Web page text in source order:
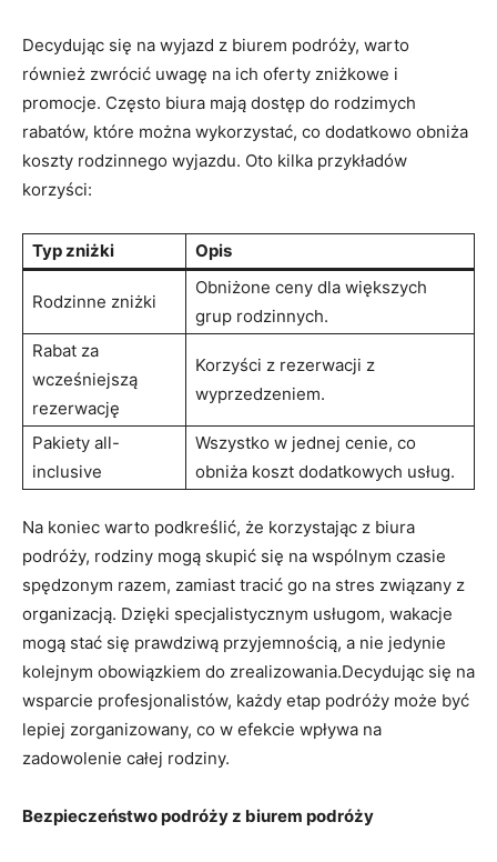
Decydując ⁣się na wyjazd ⁣z biurem‍ podróży, warto
również zwrócić uwagę na ich oferty ⁣zniżkowe i
promocje. Często ‍biura mają dostęp do rodzimych
rabatów, które można wykorzystać, co‍ dodatkowo obniża
koszty rodzinnego⁤ wyjazdu. Oto kilka przykładów
⁤korzyści:
Typ zniżki Opis
Rodzinne zniżki
Obniżone ceny dla ‌większych
grup ‌rodzinnych.
Rabat za
wcześniejszą
rezerwację
Korzyści z rezerwacji z
wyprzedzeniem.
Pakiety all-
inclusive
Wszystko w jednej cenie, co
obniża koszt dodatkowych usług.
Na ‍koniec warto podkreślić, że ⁢korzystając z biura
podróży, rodziny mogą skupić się na wspólnym czasie
spędzonym ⁢razem, ‍zamiast‌ tracić go na stres związany z
organizacją. Dzięki specjalistycznym usługom, wakacje
mogą stać⁢ się prawdziwą przyjemnością, a nie⁣ jedynie
kolejnym obowiązkiem do zrealizowania.Decydując się na
wsparcie profesjonalistów, każdy etap podróży może być
lepiej zorganizowany, co w efekcie ⁢wpływa⁤ na
zadowolenie całej rodziny.
Bezpieczeństwo podróży z biurem ⁣podróży